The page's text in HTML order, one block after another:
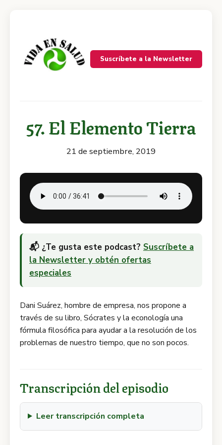
Suscríbete a la Newsletter
57. El Elemento Tierra
21 de septiembre, 2019
📬 ¿Te gusta este podcast? Suscríbete a
la Newsletter y obtén ofertas
especiales
Dani Suárez, hombre de empresa, nos propone a
través de su libro, Sócrates y la econología una
fórmula filosófica para ayudar a la resolución de los
problemas de nuestro tiempo, que no son pocos.
Transcripción del episodio
Leer transcripción completa